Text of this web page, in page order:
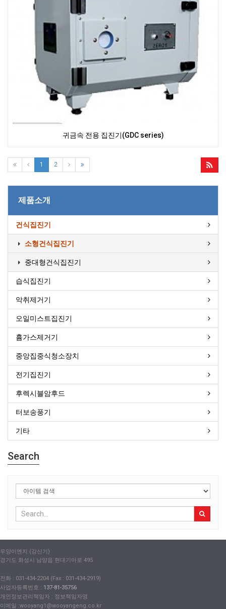
귀금속 전용 집진기(GDC series)
1 2
제품소개
건식집진기
소형건식집진기
중대형건식집진기
습식집진기
악취제거기
오일미스트집진기
흄가스제거기
중앙집중식청소장치
전기집진기
후렉시블암후드
터보송풍기
기타
Search
우양이엔지 (강신기)
경기도 화성시 남양읍 현대기아로 495
전화 : 031-434-2204 (Fax : 031-434-2919)
사업자등록번호 : 137-81-35756
개인정보관리책임자 : 정보책임자명
이메일 :wooyang1@wooyangeng.co.kr